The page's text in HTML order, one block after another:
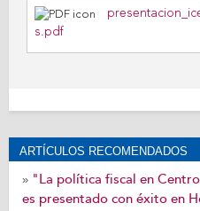
s.pdf
ARTÍCULOS RECOMENDADOS
» "La política fiscal en
es presentado con éxito en